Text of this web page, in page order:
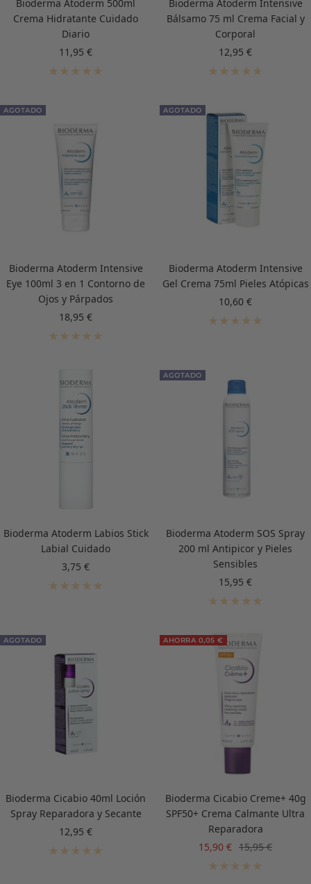
Bioderma Atoderm 500ml
Crema Hidratante Cuidado
Diario
Precio
de
11,95 €
Bioderma Atoderm Intensive
Bálsamo 75 ml Crema Facial y
Corporal
Precio
de
12,95 €
AGOTADO
Bioderma Atoderm Intensive
Eye 100ml 3 en 1 Contorno de
Ojos y Párpados
Precio
de
18,95 €
AGOTADO
Bioderma Atoderm Intensive
Gel Crema 75ml Pieles Atópicas
Precio
de
10,60 €
Bioderma Atoderm Labios Stick
Labial Cuidado
Precio
de
3,75 €
AGOTADO
Bioderma Atoderm SOS Spray
200 ml Antipicor y Pieles
Sensibles
Precio
de
15,95 €
AGOTADO
Bioderma Cicabio 40ml Loción
Spray Reparadora y Secante
Precio
de
12,95 €
AHORRA 0,05 €
Bioderma Cicabio Creme+ 40g
SPF50+ Crema Calmante Ultra
Reparadora
Precio
15,90 € Precio
normal
15,95 €